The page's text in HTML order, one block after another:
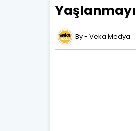
Veka Medya